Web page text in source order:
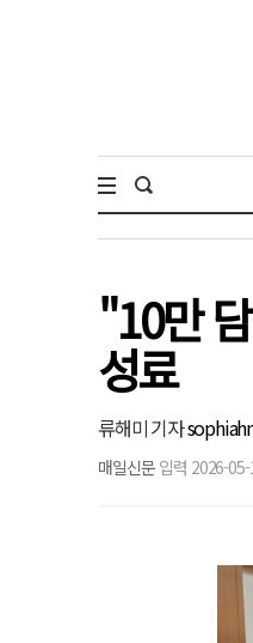
"10만
성료
류해미 기자
매일신문 입력 2026-